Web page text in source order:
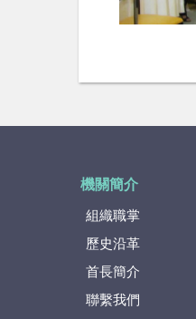
機關簡介
組織職掌
歷史沿革
首長簡介
聯繫我們